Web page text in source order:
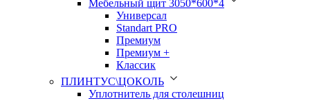
Мебельный щит 3050*600*4
Универсал
Standart PRO
Премиум
Премиум +
Классик
ПЛИНТУС\ЦОКОЛЬ
Уплотнитель для столешниц